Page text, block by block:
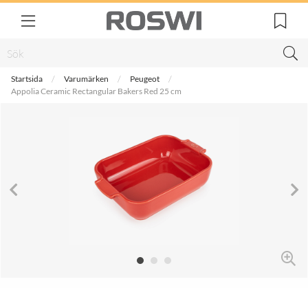
Startsida Varumärken
Peugeot
Appolia Ceramic Rectangular Bakers Red 25 cm